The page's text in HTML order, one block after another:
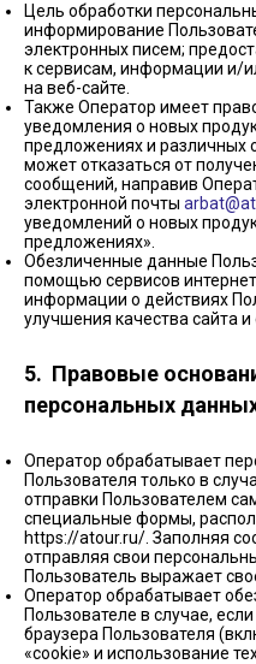
Цель обработки
информирование
электронных писем;
к сервисам, информации и/
на веб-сайте.
Также Оператор имеет
уведомления о новых
предложениях и различных
может отказаться от
сообщений, направив
электронной почты
уведомлений о новых
предложениях».
Обезличенные данные
помощью сервисов
информации о действиях
улучшения качества сайта и
5. Правовые
персональных
Оператор обрабатывает
Пользователя только в
отправки Пользователем
специальные формы,
https://atour.ru/. Заполняя
отправляя свои
Пользователь выражает
Оператор обрабатывает
Пользователе в случае,
браузера Пользователя
«cookie» и использование